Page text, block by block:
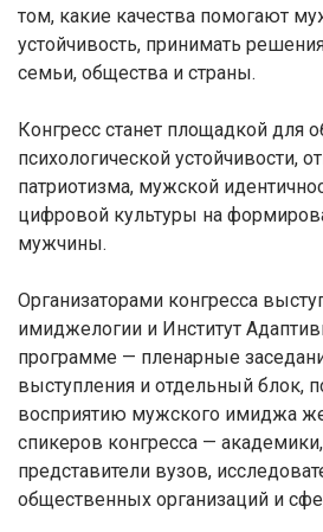
том, какие качества помогают
устойчивость, принимать
семьи, общества и страны.
Конгресс станет площадкой для
психологической устойчивости,
патриотизма, мужской
цифровой культуры на
мужчины.
Организаторами конгресса
имиджелогии и Институт
программе — пленарные
выступления и отдельный блок,
восприятию мужского имиджа
спикеров конгресса —
представители вузов,
общественных организаций и